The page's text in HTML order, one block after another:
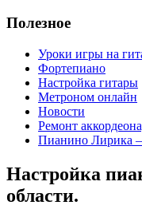
Полезное
Уроки игры на
Фортепиано
Настройка гитары
Метроном онлайн
Новости
Ремонт
Пианино Лирика
Настройка
области.